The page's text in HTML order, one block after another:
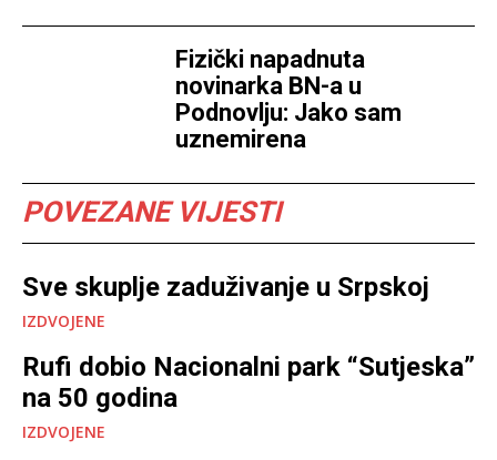
Fizički napadnuta
novinarka BN-a u
Podnovlju: Jako sam
uznemirena
POVEZANE VIJESTI
Sve skuplje zaduživanje u Srpskoj
IZDVOJENE
Rufi dobio Nacionalni park “Sutjeska”
na 50 godina
IZDVOJENE